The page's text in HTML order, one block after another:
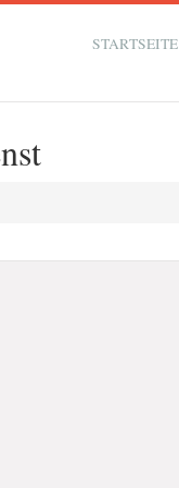
STARTSEITE